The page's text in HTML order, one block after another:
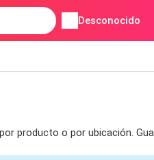
Desconocido
producto o por ubicación.